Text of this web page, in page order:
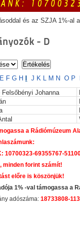
és az SZJA 1%-al
- D
E F G H J K L M NO P
Felsőbényi Johanna
a Rádiómúzeum
10700323-69355767-
minden forint számít!
előre is köszönjük!
1% -val támogassa a
adószáma:18733808-113